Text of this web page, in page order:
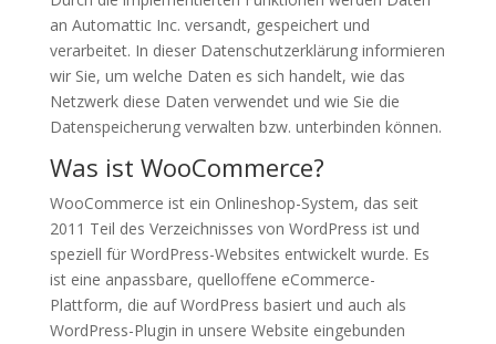
an Automattic Inc. versandt, gespeichert und
verarbeitet. In dieser Datenschutzerklärung informieren
wir Sie, um welche Daten es sich handelt, wie das
Netzwerk diese Daten verwendet und wie Sie die
Datenspeicherung verwalten bzw. unterbinden können.
Was ist WooCommerce?
WooCommerce ist ein Onlineshop-System, das seit
2011 Teil des Verzeichnisses von WordPress ist und
speziell für WordPress-Websites entwickelt wurde. Es
ist eine anpassbare, quelloffene eCommerce-
Plattform, die auf WordPress basiert und auch als
WordPress-Plugin in unsere Website eingebunden